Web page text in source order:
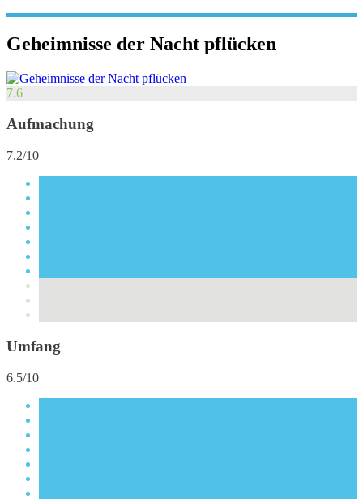
Geheimnisse der Nacht pflücken
7.6
Aufmachung
7.2/10
Umfang
6.5/10